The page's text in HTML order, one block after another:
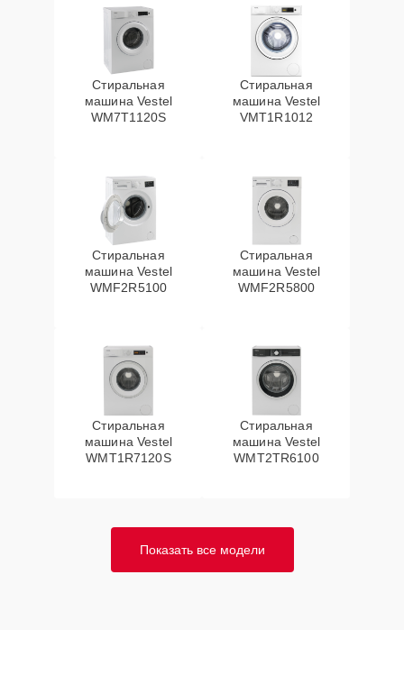
Стиральная
машина Vestel
WM7T1120S
Стиральная
машина Vestel
VMT1R1012
Стиральная
машина Vestel
WMF2R5100
Стиральная
машина Vestel
WMF2R5800
Стиральная
машина Vestel
WMT1R7120S
Стиральная
машина Vestel
WMT2TR6100
Показать все модели